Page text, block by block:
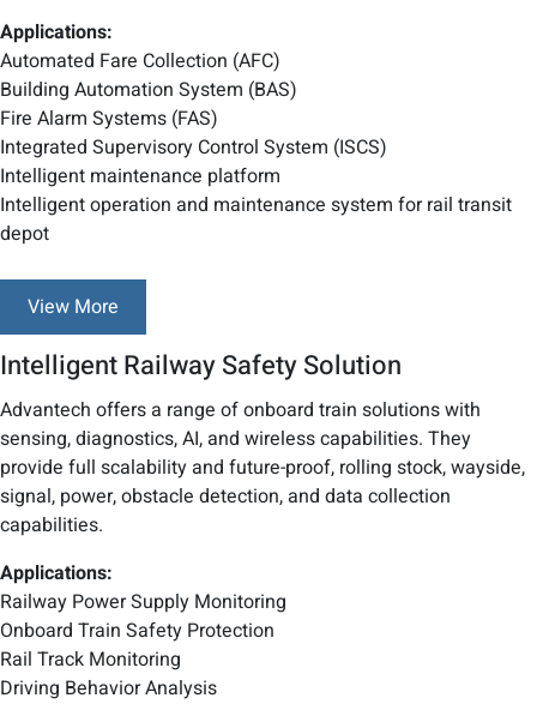
Applications:
Automated Fare Collection (AFC)
Building Automation System (BAS)
Fire Alarm Systems (FAS)
Integrated Supervisory Control System (ISCS)
Intelligent maintenance platform
Intelligent operation and maintenance system for rail transit
depot
View More
Intelligent Railway Safety Solution
Advantech offers a range of onboard train solutions with
sensing, diagnostics, AI, and wireless capabilities. They
provide full scalability and future-proof, rolling stock, wayside,
signal, power, obstacle detection, and data collection
capabilities.
Applications:
Railway Power Supply Monitoring
Onboard Train Safety Protection
Rail Track Monitoring
Driving Behavior Analysis